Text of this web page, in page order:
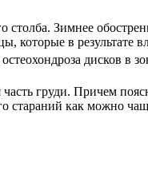
Зимнее
которые в результате
дисков в
груди. Причем
стараний как можно